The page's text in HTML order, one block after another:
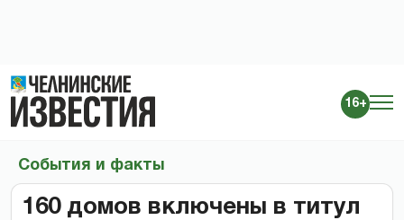
16+
События и факты
160 домов включены в титул